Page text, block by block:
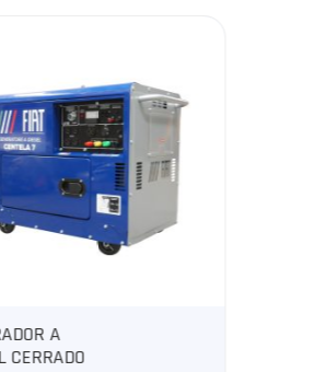
MULTIFUNCIONAL
DIAMANTITOP